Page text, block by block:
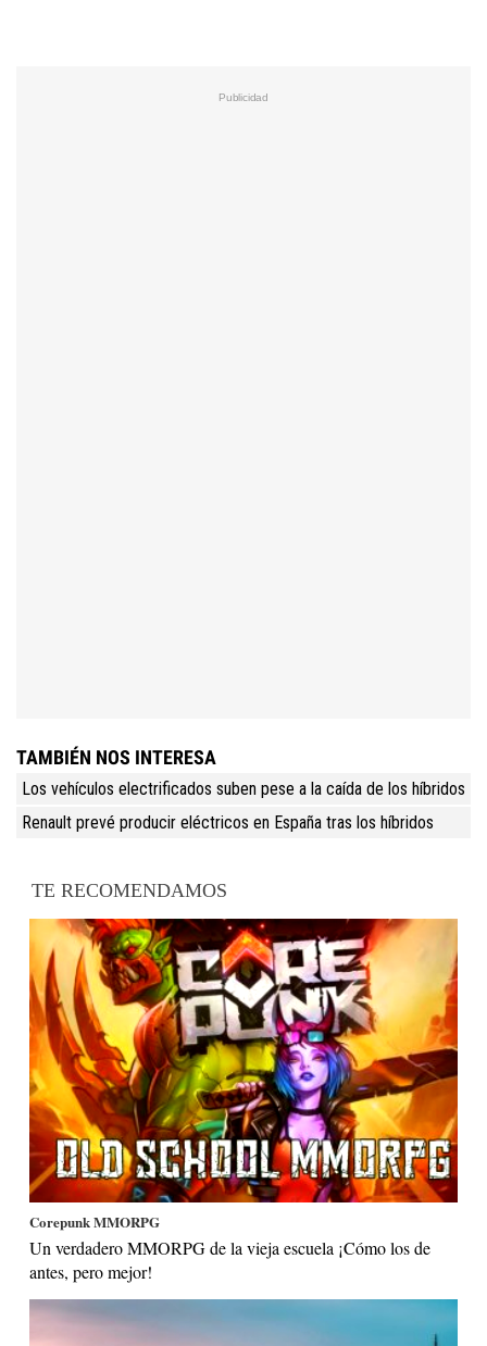
TAMBIÉN NOS INTERESA
Los vehículos electrificados suben pese a la caída de los híbridos
Renault prevé producir eléctricos en España tras los híbridos
TE RECOMENDAMOS
Corepunk MMORPG
Un verdadero MMORPG de la vieja escuela ¡Cómo los de
antes, pero mejor!